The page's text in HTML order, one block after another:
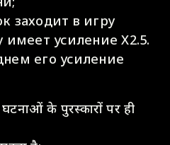
заходит в игру
имеет усиление X2.5.
его усиление
के पुरस्कारों पर ही